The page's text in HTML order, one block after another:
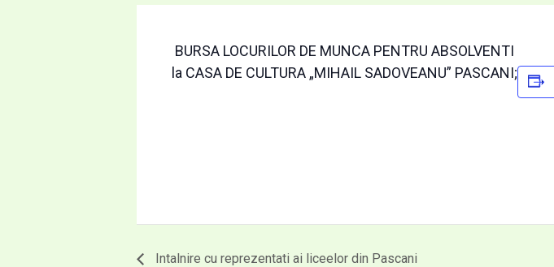
BURSA LOCURILOR DE MUNCA PENTRU ABSOLVENTI
la CASA DE CULTURA „MIHAIL SADOVEANU” PASCANI;
Intalnire cu reprezentati ai liceelor din Pascani